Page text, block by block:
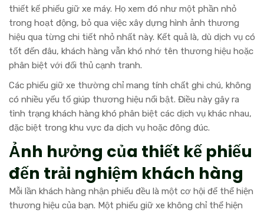
thiết kế phiếu giữ xe máy. Họ xem đó như một phần nhỏ
trong hoạt động, bỏ qua việc xây dựng hình ảnh thương
hiệu qua từng chi tiết nhỏ nhất này. Kết quả là, dù dịch vụ có
tốt đến đâu, khách hàng vẫn khó nhớ tên thương hiệu hoặc
phân biệt với đối thủ cạnh tranh.
Các phiếu giữ xe thường chỉ mang tính chất ghi chú, không
có nhiều yếu tố giúp thương hiệu nổi bật. Điều này gây ra
tình trạng khách hàng khó phân biệt các dịch vụ khác nhau,
đặc biệt trong khu vực đa dịch vụ hoặc đông đúc.
Ảnh hưởng của thiết kế phiếu
đến trải nghiệm khách hàng
Mỗi lần khách hàng nhận phiếu đều là một cơ hội để thể hiện
thương hiệu của bạn. Một phiếu giữ xe không chỉ thể hiện